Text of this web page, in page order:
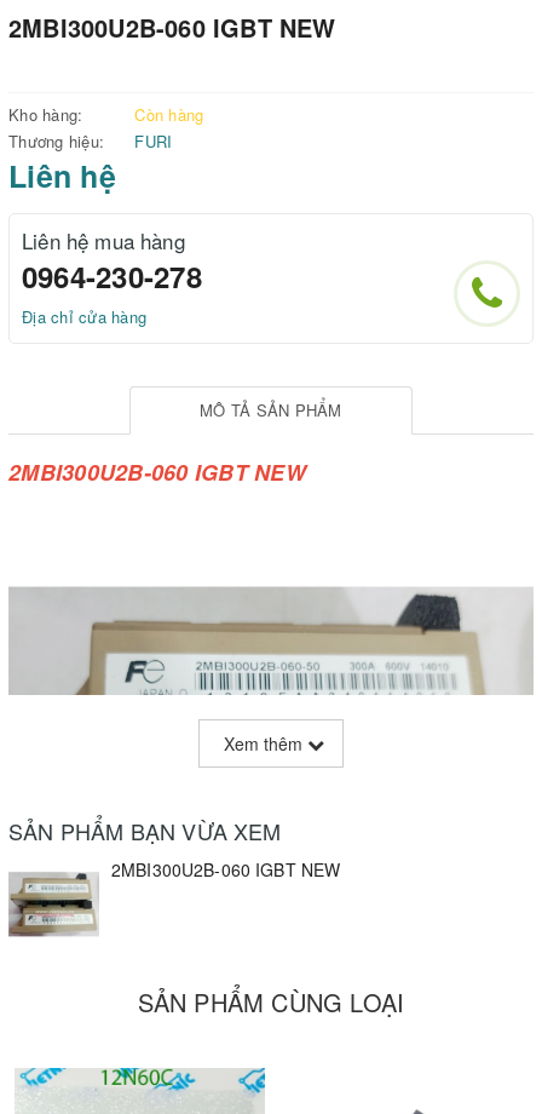
2MBI300U2B-060 IGBT NEW
Kho hàng:
Còn hàng
Thương hiệu:
FURI
Liên hệ
Liên hệ mua hàng
0964-230-278
Địa chỉ cửa hàng
MÔ TẢ SẢN PHẨM
2MBI300U2B-060 IGBT NEW
Xem thêm
SẢN PHẨM BẠN VỪA XEM
2MBI300U2B-060 IGBT NEW
SẢN PHẨM CÙNG LOẠI